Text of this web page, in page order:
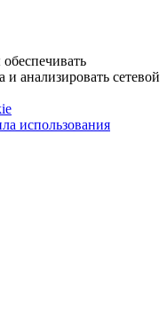
анализировать сетевой
использования